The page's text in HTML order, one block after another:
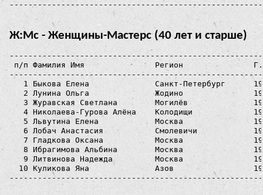
Ж:Мс - Женщины-Мастерс (40 лет и старше)
п/п Фамилия Имя               Регион               Г.р.
1 Быкова Елена              Санкт-Петербург
2 Лунина Ольга              Жодино
3 Журавская Светлана        Могилёв
4 Николаева-Гурова Алёна    Колодищи
5 Львутина Елена            Москва
6 Лобач Анастасия           Смолевичи
7 Гладкова Оксана           Москва
8 Ибрагимова Альбина        Москва
9 Литвинова Надежда         Москва
10 Куликова Яна              Азов